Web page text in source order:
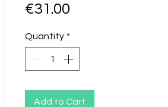
€31.00
Quantity *
Add to Cart